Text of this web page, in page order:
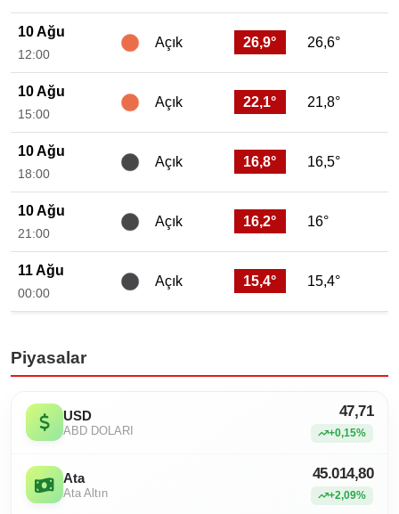
10 Ağu
12:00
Açık 26,9° 26,6°
10 Ağu
15:00
Açık 22,1° 21,8°
10 Ağu
18:00
Açık 16,8° 16,5°
10 Ağu
21:00
Açık 16,2° 16°
11 Ağu
00:00
Açık 15,4° 15,4°
Piyasalar
USD
ABD DOLARI
47,71
+0,15%
Ata
Ata Altın
45.014,80
+2,09%